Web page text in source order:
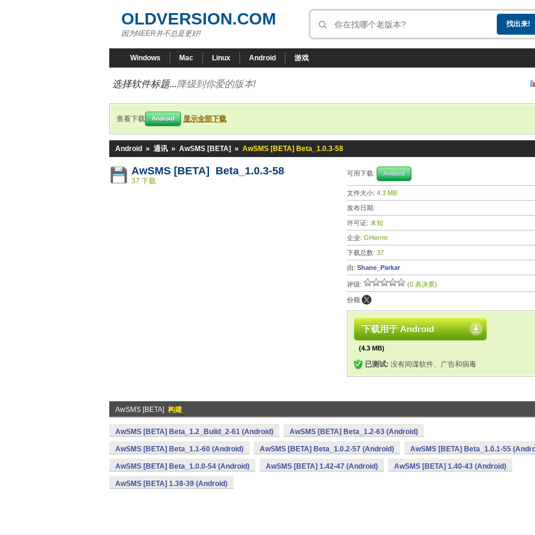
OLDVERSION.COM
因为NEER并不总是更好!
Windows Mac Linux Android 游戏
选择软件标题...降级到你爱的版本!
查看下载 Android 显示全部下载
Android » 通讯 » AwSMS [BETA] » AwSMS [BETA] Beta_1.0.3-58
AwSMS [BETA] Beta_1.0.3-58
37 下载
可用下载: Android
文件大小: 4.3 MB
发布日期:
许可证: 未知
企业: GHerrm
下载总数: 37
由: Shane_Parkar
评级: (0 表决票)
份额:
下载用于 Android
(4.3 MB)
已测试: 没有间谍软件、广告和病毒
AwSMS [BETA] 构建
AwSMS [BETA] Beta_1.2_Build_2-61 (Android) AwSMS [BETA] Beta_1.2-63 (Android)
AwSMS [BETA] Beta_1.1-60 (Android) AwSMS [BETA] Beta_1.0.2-57 (Android) AwSMS [BETA] Beta_1.0.1-55
AwSMS [BETA] Beta_1.0.0-54 (Android) AwSMS [BETA] 1.42-47 (Android) AwSMS [BETA] 1.40-43 (Android)
AwSMS [BETA] 1.38-39 (Android)